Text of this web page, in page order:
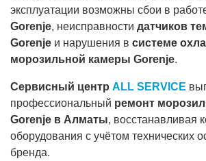
эксплуатации возможны сбои в
Gorenje, неисправности датчиков
Gorenje и нарушения в системе
морозильной камеры Gorenje.
Сервисный центр ALL SERVICE
профессиональный ремонт
Gorenje в Алматы, восстанавливая
оборудования с учётом технических
бренда.